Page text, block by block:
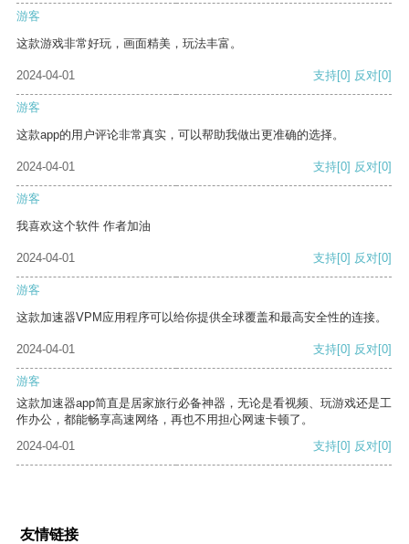
游客
这款游戏非常好玩，画面精美，玩法丰富。
2024-04-01 支持[0] 反对[0]
游客
这款app的用户评论非常真实，可以帮助我做出更准确的选择。
2024-04-01 支持[0] 反对[0]
游客
我喜欢这个软件 作者加油
2024-04-01 支持[0] 反对[0]
游客
这款加速器VPM应用程序可以给你提供全球覆盖和最高安全性的连接。
2024-04-01 支持[0] 反对[0]
游客
这款加速器app简直是居家旅行必备神器，无论是看视频、玩游戏还是工
作办公，都能畅享高速网络，再也不用担心网速卡顿了。
2024-04-01
支持[0] 反对[0]
友情链接